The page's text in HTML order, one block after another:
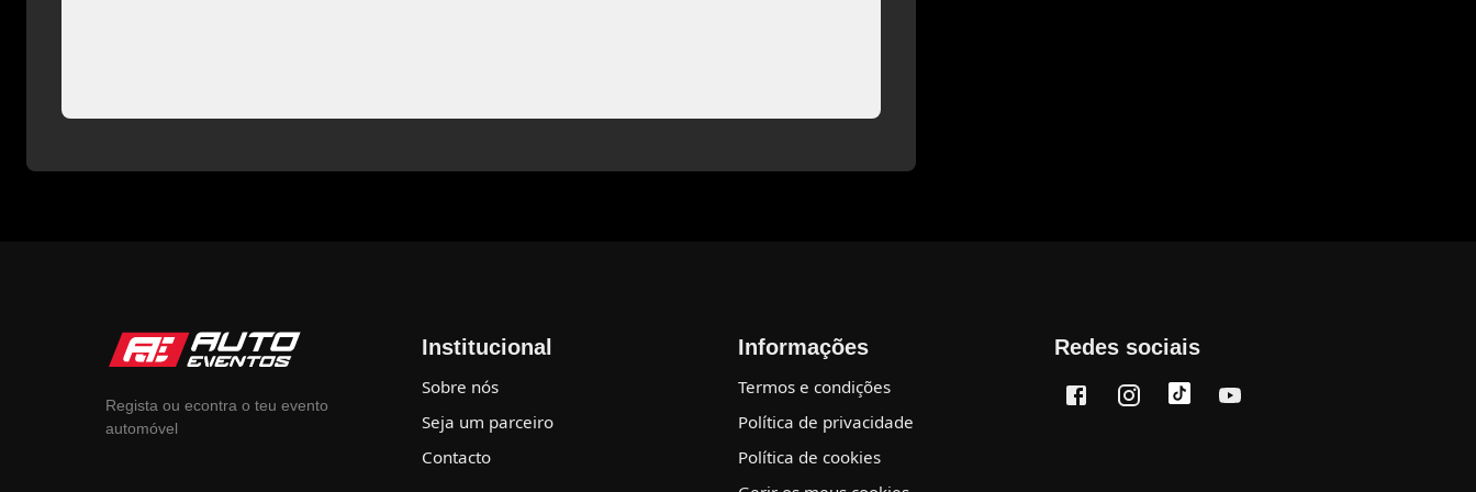
Regista ou econtra o teu evento
automóvel
Institucional
Sobre nós
Seja um parceiro
Contacto
Informações
Termos e condições
Política de privacidade
Política de cookies
Redes sociais